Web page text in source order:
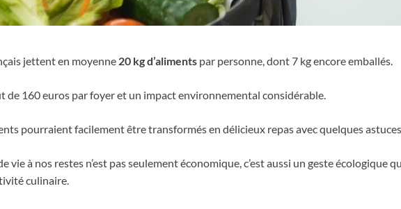
jettent en moyenne 20 kg d’aliments par personne, dont 7 kg encore emballés.
de 160 euros par foyer et un impact environnemental considérable.
pourraient facilement être transformés en délicieux repas avec quelques
vie à nos restes n’est pas seulement économique, c’est aussi un geste
culinaire.